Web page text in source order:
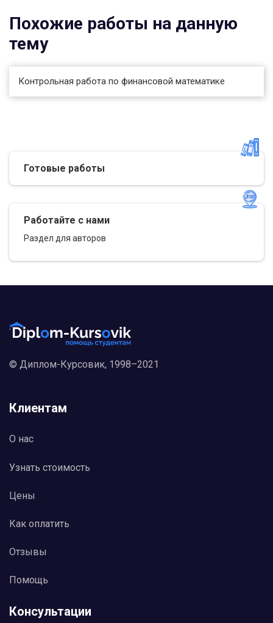
значения результативного показателя y(x) для
каждого наблюдения.
Связь между у и х определяет знак
коэффициента регрессии b (если > 0 – прямая
связь, иначе - обратная). В нашем примере
связь прямая.
Коэффициенты регрессии (в примере b)
нежелательно использовать для
Для этих целей вычисляются коэффициенты
эластичности и бета - коэффициенты.
Похожие работы на данную
тему
Контрольная работа по финансовой математике
Готовые работы
Работайте с нами
Раздел для авторов
© Диплом-Курсовик, 1998–2021
Клиентам
О нас
Узнать стоимость
Цены
Как оплатить
Отзывы
Помощь
Консультации